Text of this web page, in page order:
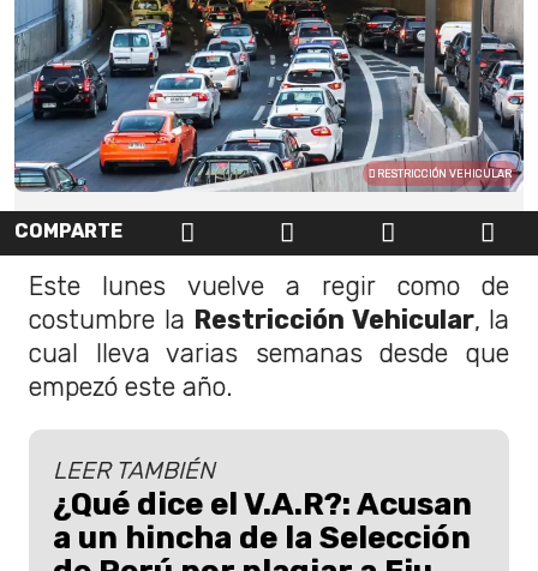
RESTRICCIÓN VEHICULAR
COMPARTE
Este lunes vuelve a regir como de
costumbre la Restricción Vehicular, la
cual lleva varias semanas desde que
empezó este año.
LEER TAMBIÉN
¿Qué dice el V.A.R?: Acusan
a un hincha de la Selección